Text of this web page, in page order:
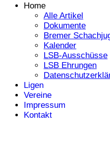
Home
Alle Artikel
Dokumente
Bremer
Kalender
LSB-Ausschüsse
LSB Ehrungen
Ligen
Vereine
Impressum
Kontakt